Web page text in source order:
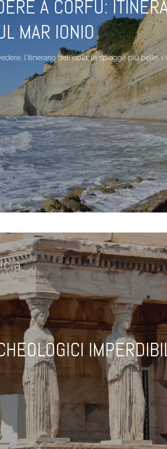
A CORFÙ:
MAR IONIO
l'itinerario dell'isola, le spiagge più belle,